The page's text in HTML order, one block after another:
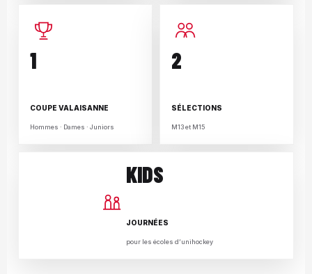
1
COUPE VALAISANNE
Hommes · Dames · Juniors
2
SÉLECTIONS
M13 et M15
KIDS
JOURNÉES
pour les écoles d’unihockey